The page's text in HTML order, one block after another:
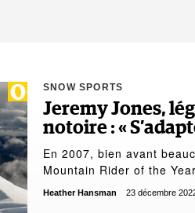
SNOW SPORTS
Jeremy Jones,
notoire : «
En 2007, bien avant
Mountain Rider of the
Heather Hansman 23 décembre